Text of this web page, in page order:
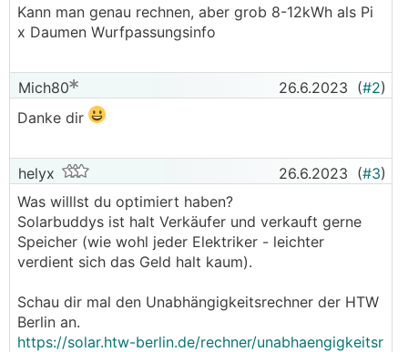
Kann man genau rechnen, aber grob 8-12kWh als Pi
x Daumen Wurfpassungsinfo
Mich80 26.6.2023 (#2)
Danke dir
helyx 26.6.2023 (#3)
Was willlst du optimiert haben?
Solarbuddys ist halt Verkäufer und verkauft gerne
Speicher (wie wohl jeder Elektriker - leichter
verdient sich das Geld halt kaum).
Schau dir mal den Unabhängigkeitsrechner der HTW
Berlin an.
https://solar.htw-berlin.de/rechner/unabhaengigkeitsr